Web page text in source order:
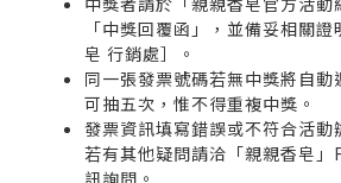
「中獎回覆函」，並備妥相關
皂 行銷處］。
同一張發票號碼若無中獎將自
可抽五次，惟不得重複中獎。
發票資訊填寫錯誤或不符合活動
若有其他疑問請洽「親親香皂